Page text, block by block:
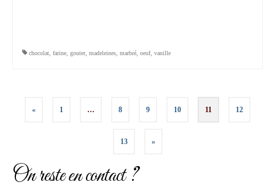
chocolat farine gouter, madeleines marbré oeuf, vanille
Pagination
« 1 … 8 9 10 11 12
13 »
On reste en contact ?